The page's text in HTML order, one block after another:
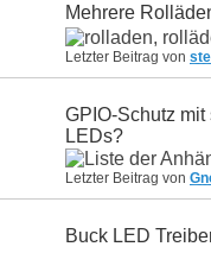
Mehrere
Letzter Beitrag von
GPIO-Schutz
LEDs?
Letzter Beitrag von
Buck LED